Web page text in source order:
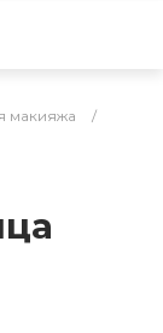
макияжа
/